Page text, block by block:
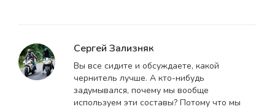
Сергей Зализняк
Вы все сидите и обсуждаете, какой
чернитель лучше. А кто-нибудь
задумывался, почему мы вообще
используем эти составы? Потому что мы